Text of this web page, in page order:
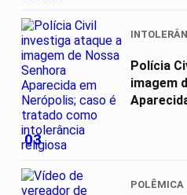
03
Polícia
imagem
POLÊMICA